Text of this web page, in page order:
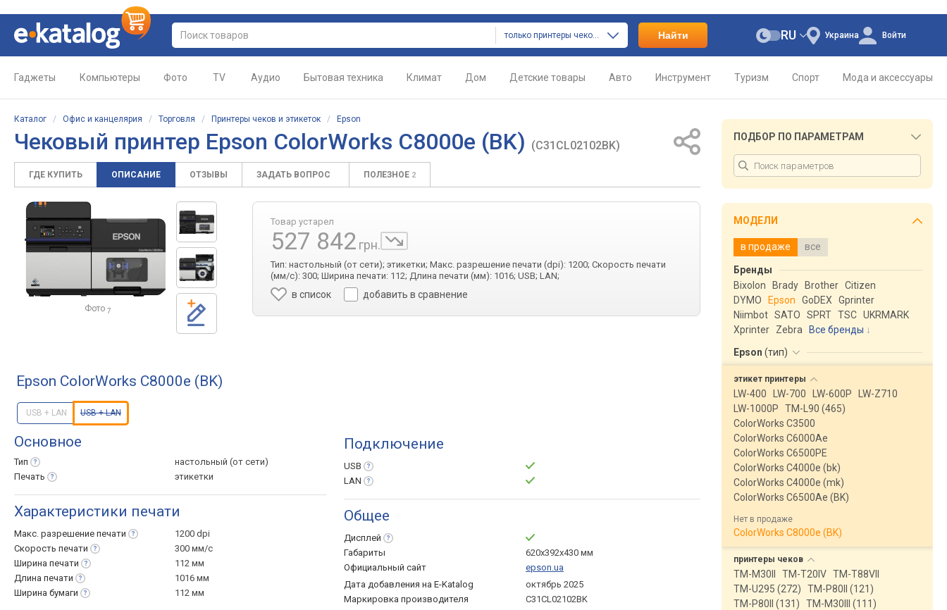
только принтеры чеков и этикеток Найти Украина
RU Войти
Гаджеты Компьютеры Фото TV Аудио Бытовая техника Климат Дом Детские товары Авто Инструмент Туризм Спорт Мода и аксессуары
Каталог / Офис и канцелярия / Торговля / Принтеры чеков и этикеток / Epson
Чековый принтер Epson ColorWorks C8000e (BK) (C31CL02102BK)
ГДЕ КУПИТЬ ОПИСАНИЕ ОТЗЫВЫ ЗАДАТЬ ВОПРОС ПОЛЕЗНОЕ 2
Фото 7
Товар устарел
527 842 грн.
Тип: настольный (от сети); этикетки; Макс. разрешение печати (dpi): 1200; Скорость печати
(мм/с): 300; Ширина печати: 112; Длина печати (мм): 1016; USB; LAN;
в список добавить в сравнение
Epson ColorWorks C8000e (BK)
USB + LAN USB + LAN
Основное
Тип
настольный (от сети)
Печать
этикетки
Характеристики печати
Макс. разрешение печати
1200 dpi
Скорость печати
300 мм/с
Ширина печати
112 мм
Длина печати
1016 мм
Ширина бумаги 112 мм
Подключение
USB
LAN
Общее
Дисплей
Габариты
620х392х430 мм
Официальный сайт
epson.ua
Дата добавления на E-Katalog
октябрь 2025
Маркировка производителя
C31CL02102BK
ПОДБОР ПО ПАРАМЕТРАМ
МОДЕЛИ
в продаже все
Бренды
Bixolon
Brady Brother Citizen
DYMO
Epson GoDEX
Gprinter
Niimbot SATO SPRT TSC UKRMARK
Xprinter
Zebra
Все бренды
Epson (тип)
этикет принтеры
LW-400 LW-700 LW-600P
LW-Z710
LW-1000P
TM-L90 (465)
ColorWorks C3500
ColorWorks C6000Ae
ColorWorks C6500PE
ColorWorks C4000e (bk)
ColorWorks C4000e (mk)
ColorWorks C6500Ae (BK)
Нет в продаже
ColorWorks C8000e (BK)
принтеры чеков
TM-M30II TM-T20IV TM-T88VII
TM-U295 (272)
TM-P80II (121)
TM-P80II (131)
TM-M30III (111)